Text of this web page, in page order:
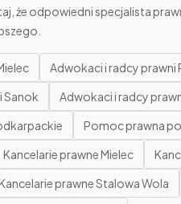
że odpowiedni specjalista
Adwokaci i radcy prawni
Sanok
Adwokaci i radcy
Pomoc prawna
Kancelarie prawne Mielec
prawne Stalowa Wola